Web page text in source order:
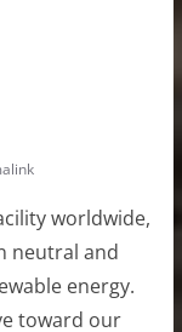
worldwide,
neutral and
energy.
toward our